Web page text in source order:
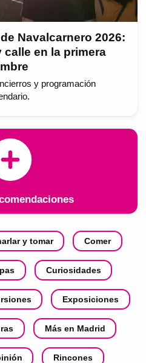
Navalcarnero 2026:
en la primera
y programación
y tomar Comer
Curiosidades
Exposiciones
Más en Madrid
Rincones